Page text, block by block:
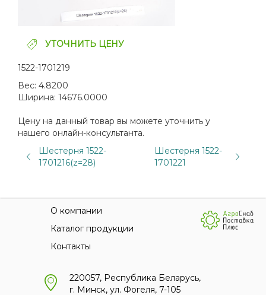
УТОЧНИТЬ ЦЕНУ
1522-1701219
Вес: 4.8200
Ширина: 14676.0000
Цену на данный товар вы можете уточнить у
нашего онлайн-консультанта.
Шестерня 1522-
1701216(z=28)
Шестерня 1522-
1701221
О компании
Каталог продукции
Контакты
220057, Республика Беларусь,
г. Минск, ул. Фогеля, 7-105